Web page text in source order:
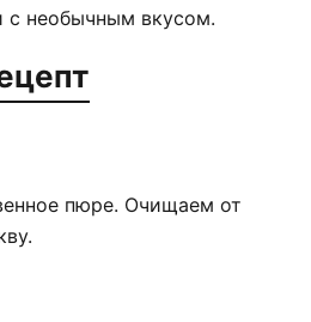
необычным вкусом.
пюре. Очищаем от